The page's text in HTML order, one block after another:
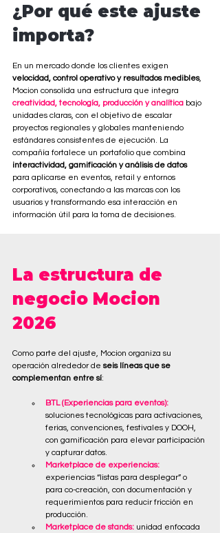
¿Por qué este ajuste
importa?
En un mercado donde los clientes exigen
velocidad, control operativo y resultados medibles,
Mocion consolida una estructura que integra
creatividad, tecnología, producción y analítica bajo
unidades claras, con el objetivo de escalar
proyectos regionales y globales manteniendo
estándares consistentes de ejecución. La
compañía fortalece un portafolio que combina
interactividad, gamificación y análisis de datos
para aplicarse en eventos, retail y entornos
corporativos, conectando a las marcas con los
usuarios y transformando esa interacción en
información útil para la toma de decisiones.
La estructura de
negocio Mocion
2026
Como parte del ajuste, Mocion organiza su
operación alrededor de seis líneas que se
complementan entre sí:
BTL (Experiencias para eventos):
soluciones tecnológicas para activaciones,
ferias, convenciones, festivales y DOOH,
con gamificación para elevar participación
y capturar datos.
Marketplace de experiencias:
experiencias “listas para desplegar” o
para co-creación, con documentación y
requerimientos para reducir fricción en
producción.
Marketplace de stands: unidad enfocada